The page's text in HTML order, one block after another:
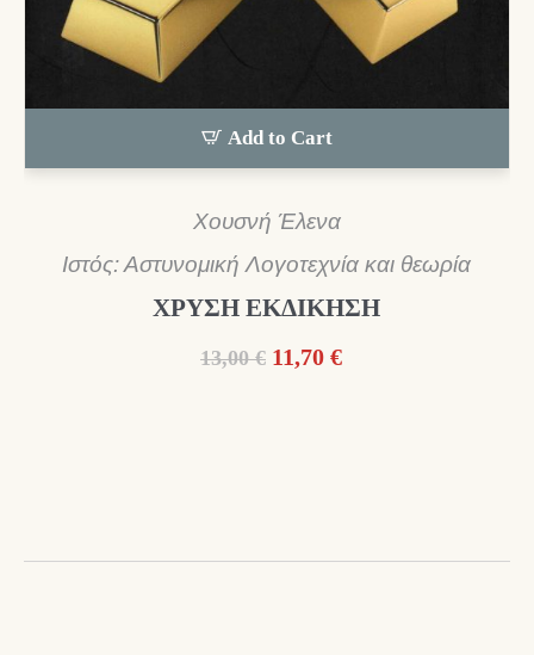
Add to Cart
Χουσνή Έλενα
Ιστός: Αστυνομική Λογοτεχνία και θεωρία
ΧΡΥΣΗ ΕΚΔΙΚΗΣΗ
13,00 € Original
11,70 €Η